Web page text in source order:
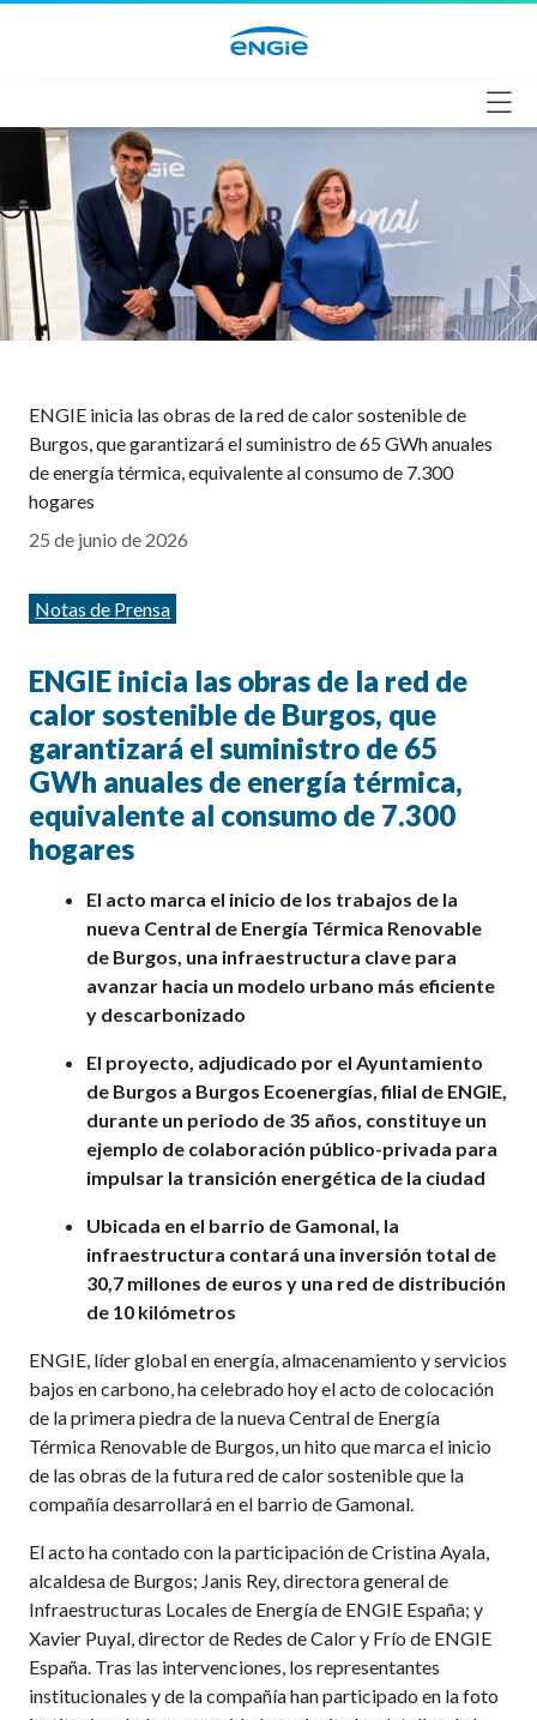
ENGIE inicia las obras de la red de calor sostenible de
Burgos, que garantizará el suministro de 65 GWh anuales
de energía térmica, equivalente al consumo de 7.300
hogares
25 de junio de 2026
Categorías
Notas de Prensa
ENGIE inicia las obras de la red de
calor sostenible de Burgos, que
garantizará el suministro de 65
GWh anuales de energía térmica,
equivalente al consumo de 7.300
hogares
El acto marca el inicio de los trabajos de la
nueva Central de Energía Térmica Renovable
de Burgos, una infraestructura clave para
avanzar hacia un modelo urbano más eficiente
y descarbonizado
El proyecto, adjudicado por el Ayuntamiento
de Burgos a Burgos Ecoenergías, filial de ENGIE,
durante un periodo de 35 años, constituye un
ejemplo de colaboración público-privada para
impulsar la transición energética de la ciudad
Ubicada en el barrio de Gamonal, la
infraestructura contará una inversión total de
30,7 millones de euros y una red de distribución
de 10 kilómetros
ENGIE, líder global en energía, almacenamiento y servicios
bajos en carbono, ha celebrado hoy el acto de colocación
de la primera piedra de la nueva Central de Energía
Térmica Renovable de Burgos, un hito que marca el inicio
de las obras de la futura red de calor sostenible que la
compañía desarrollará en el barrio de Gamonal.
El acto ha contado con la participación de Cristina Ayala,
alcaldesa de Burgos; Janis Rey, directora general de
Infraestructuras Locales de Energía de ENGIE España; y
Xavier Puyal, director de Redes de Calor y Frío de ENGIE
España. Tras las intervenciones, los representantes
institucionales y de la compañía han participado en la foto